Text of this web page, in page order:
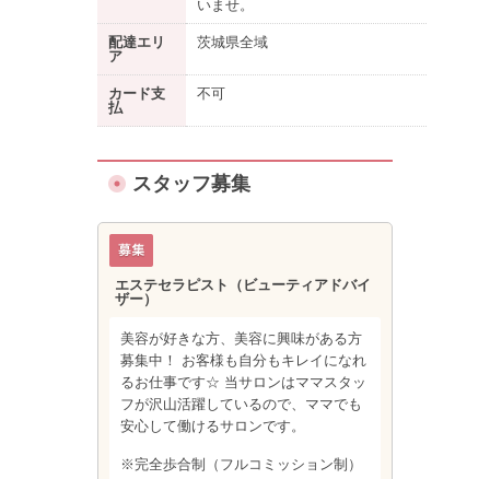
いませ。
配達エリ
ア
茨城県全域
カード支
払
不可
スタッフ募集
エステセラピスト（ビューティアドバイ
ザー）
美容が好きな方、美容に興味がある方
募集中！ お客様も自分もキレイになれ
るお仕事です☆ 当サロンはママスタッ
フが沢山活躍しているので、ママでも
安心して働けるサロンです。
※完全歩合制（フルコミッション制）